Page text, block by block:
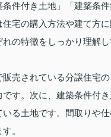
件付き土地」「建築条
宅の購入方法や建て方
の特徴をしっかり理解
売されている分譲住宅
す。次に、建築条件付
る土地です。間取りや
。